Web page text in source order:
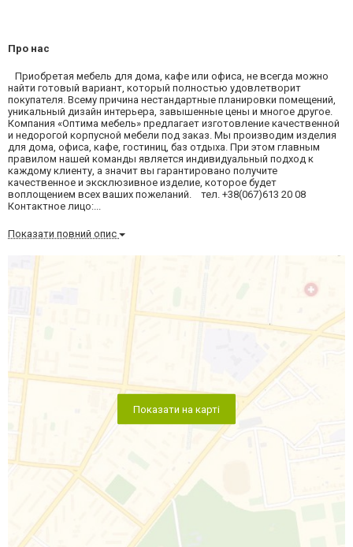
Про нас
Приобретая мебель для дома, кафе или офиса, не всегда можно
найти готовый вариант, который полностью удовлетворит
покупателя. Всему причина нестандартные планировки помещений,
уникальный дизайн интерьера, завышенные цены и многое другое.
Компания «Оптима мебель» предлагает изготовление качественной
и недорогой корпусной мебели под заказ. Мы производим изделия
для дома, офиса, кафе, гостиниц, баз отдыха. При этом главным
правилом нашей команды является индивидуальный подход к
каждому клиенту, а значит вы гарантировано получите
качественное и эксклюзивное изделие, которое будет
воплощением всех ваших пожеланий. тел. +38(067)613 20 08
Контактное лицо:...
Показати повний опис
Показати на карті